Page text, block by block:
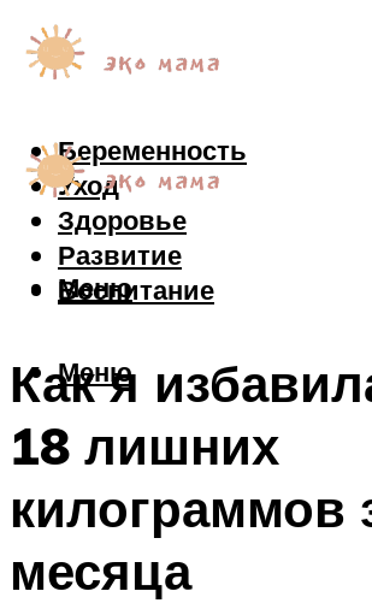
Беременность
Уход
Здоровье
Развитие
Воспитание
Меню
Меню
Как я
18 лишних
килограммов
месяца